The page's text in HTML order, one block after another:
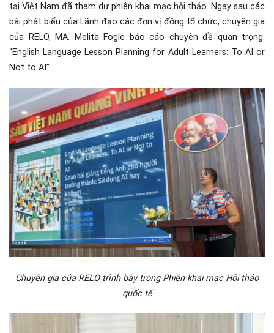
tại Việt Nam đã tham dự phiên khai mạc hội thảo. Ngay sau các
bài phát biểu của Lãnh đạo các đơn vị đồng tổ chức, chuyên gia
của RELO, MA. Melita Fogle báo cáo chuyên đề quan trọng:
“English Language Lesson Planning for Adult Learners: To AI or
Not to AI”.
Chuyên gia của RELO trình bày trong Phiên khai mạc Hội thảo
quốc tế